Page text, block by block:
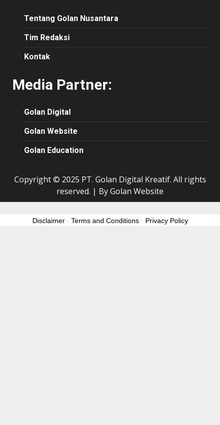
Tentang Golan Nusantara
Tim Redaksi
Kontak
Media Partner:
Golan Digital
Golan Website
Golan Education
Copyright © 2025 PT. Golan Digital Kreatif. All rights
reserved. | By Golan Website
Disclaimer- Terms and Conditions- Privacy Policy